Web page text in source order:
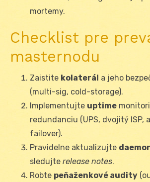
mortemy.
Checklist pre
masternodu
Zaistite kolaterál a jeho
(multi-sig, cold-storage).
Implementujte uptime
redundanciu (UPS, dvojitý ISP,
failover).
Pravidelne aktualizujte
sledujte release notes.
Robte peňaženkové audity